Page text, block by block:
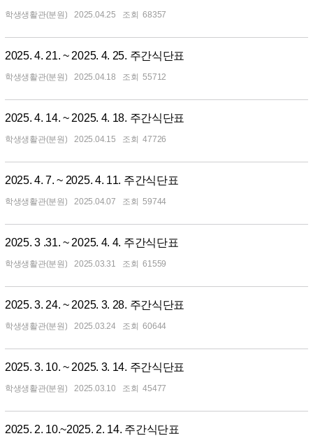
학생생활관(분원) 2025.04.25 68357
2025. 4. 21. ~ 2025. 4. 25. 주간식단표
학생생활관(분원) 2025.04.18 55712
2025. 4. 14. ~ 2025. 4. 18. 주간식단표
학생생활관(분원) 2025.04.15 47726
2025. 4. 7. ~ 2025. 4. 11. 주간식단표
학생생활관(분원) 2025.04.07 59744
2025. 3 .31. ~ 2025. 4. 4. 주간식단표
학생생활관(분원) 2025.03.31 61559
2025. 3. 24. ~ 2025. 3. 28. 주간식단표
학생생활관(분원) 2025.03.24 60644
2025. 3. 10. ~ 2025. 3. 14. 주간식단표
학생생활관(분원) 2025.03.10 45477
2025. 2. 10.~2025. 2. 14. 주간식단표